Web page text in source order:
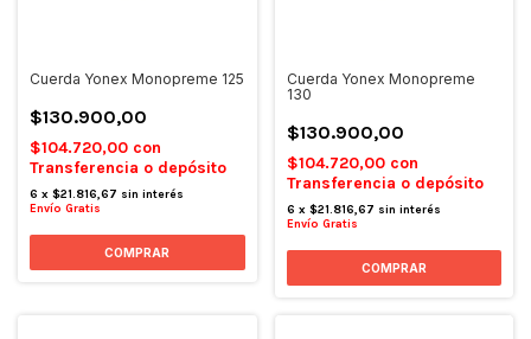
Cuerda Yonex Monopreme 125
$130.900,00
$104.720,00 con
Transferencia o depósito
6 x $21.816,67 sin interés
Envío Gratis
Cuerda Yonex Monopreme
130
$130.900,00
$104.720,00 con
Transferencia o depósito
6 x $21.816,67 sin interés
Envío Gratis